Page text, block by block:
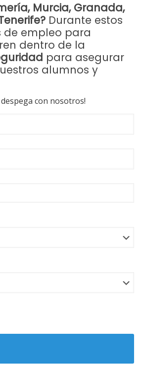
Murcia, Granada,
Durante estos
de empleo para
dentro de la
para asegurar
alumnos y
despega con nosotros!